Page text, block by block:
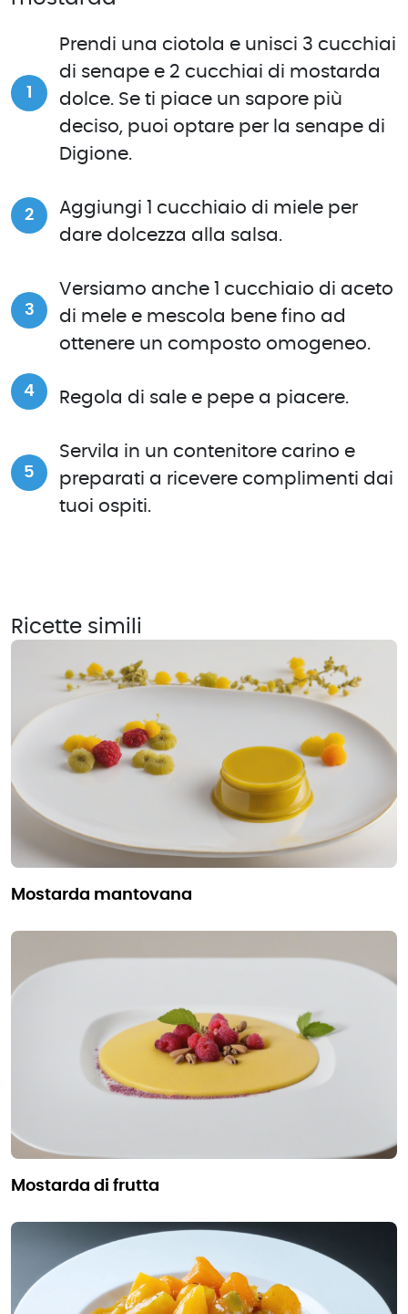
Prendi una ciotola e unisci 3 cucchiai
di senape e 2 cucchiai di mostarda
dolce. Se ti piace un sapore più
deciso, puoi optare per la senape di
Digione.
Aggiungi 1 cucchiaio di miele per
dare dolcezza alla salsa.
Versiamo anche 1 cucchiaio di aceto
di mele e mescola bene fino ad
ottenere un composto omogeneo.
Regola di sale e pepe a piacere.
Servila in un contenitore carino e
preparati a ricevere complimenti dai
tuoi ospiti.
Ricette simili
mostarda mantovana
mostarda di frutta